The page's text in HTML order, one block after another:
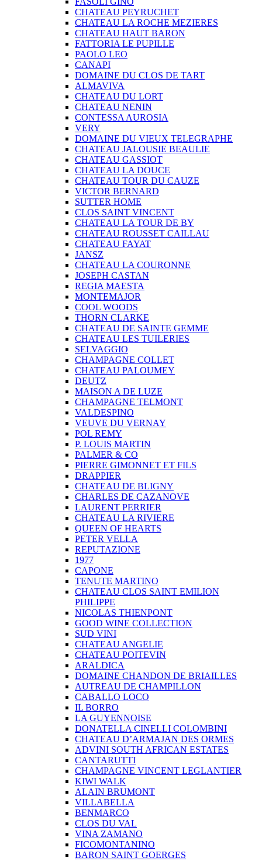
CHATEAU PEYRUCHET
CHATEAU LA ROCHE MEZIERES
CHATEAU HAUT BARON
FATTORIA LE PUPILLE
PAOLO LEO
CANAPI
DOMAINE DU CLOS DE TART
ALMAVIVA
CHATEAU DU LORT
CHATEAU NENIN
CONTESSA AUROSIA
VERY
DOMAINE DU VIEUX TELEGRAPHE
CHATEAU JALOUSIE BEAULIE
CHATEAU GASSIOT
CHATEAU LA DOUCE
CHATEAU TOUR DU CAUZE
VICTOR BERNARD
SUTTER HOME
CLOS SAINT VINCENT
CHATEAU LA TOUR DE BY
CHATEAU ROUSSET CAILLAU
CHATEAU FAYAT
JANSZ
CHATEAU LA COURONNE
JOSEPH CASTAN
REGIA MAESTA
MONTEMAJOR
COOL WOODS
THORN CLARKE
CHATEAU DE SAINTE GEMME
CHATEAU LES TUILERIES
SELVAGGIO
CHAMPAGNE COLLET
CHATEAU PALOUMEY
DEUTZ
MAISON A DE LUZE
CHAMPAGNE TELMONT
VALDESPINO
VEUVE DU VERNAY
POL REMY
P. LOUIS MARTIN
PALMER & CO
PIERRE GIMONNET ET FILS
DRAPPIER
CHATEAU DE BLIGNY
CHARLES DE CAZANOVE
LAURENT PERRIER
CHATEAU LA RIVIERE
QUEEN OF HEARTS
PETER VELLA
REPUTAZIONE
1977
CAPONE
TENUTE MARTINO
CHATEAU CLOS SAINT EMILION
PHILIPPE
NICOLAS THIENPONT
GOOD WINE COLLECTION
SUD VINI
CHATEAU ANGELIE
CHATEAU POITEVIN
ARALDICA
DOMAINE CHANDON DE BRIAILLES
AUTREAU DE CHAMPILLON
CABALLO LOCO
IL BORRO
LA GUYENNOISE
DONATELLA CINELLI COLOMBINI
CHATEAU D’ARMAJAN DES ORMES
ADVINI SOUTH AFRICAN ESTATES
CANTARUTTI
CHAMPAGNE VINCENT LEGLANTIER
KIWI WALK
ALAIN BRUMONT
VILLABELLA
BENMARCO
CLOS DU VAL
VINA ZAMANO
FICOMONTANINO
BARON SAINT GOERGES